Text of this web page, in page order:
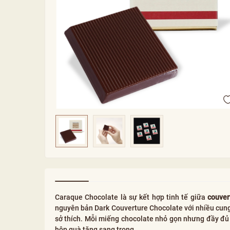
Caraque Chocolate là sự kết hợp tinh tế giữa
nguyên bản Dark Couverture Chocolate với nhiều
sở thích. Mỗi miếng chocolate nhỏ gọn nhưng đầy